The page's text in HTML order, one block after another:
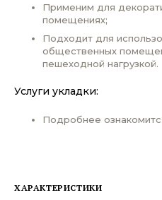
Применим для
помещениях;
Подходит для
общественных
пешеходной нагрузкой.
Услуги укладки:
Подробнее
ХАРАКТЕРИСТИКИ